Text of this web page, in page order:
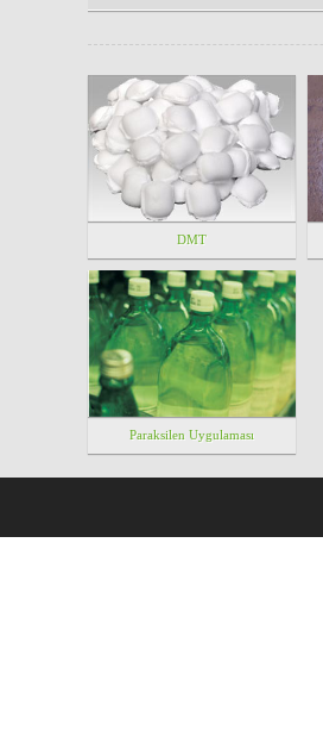
DMT
Paraksilen Uygulaması